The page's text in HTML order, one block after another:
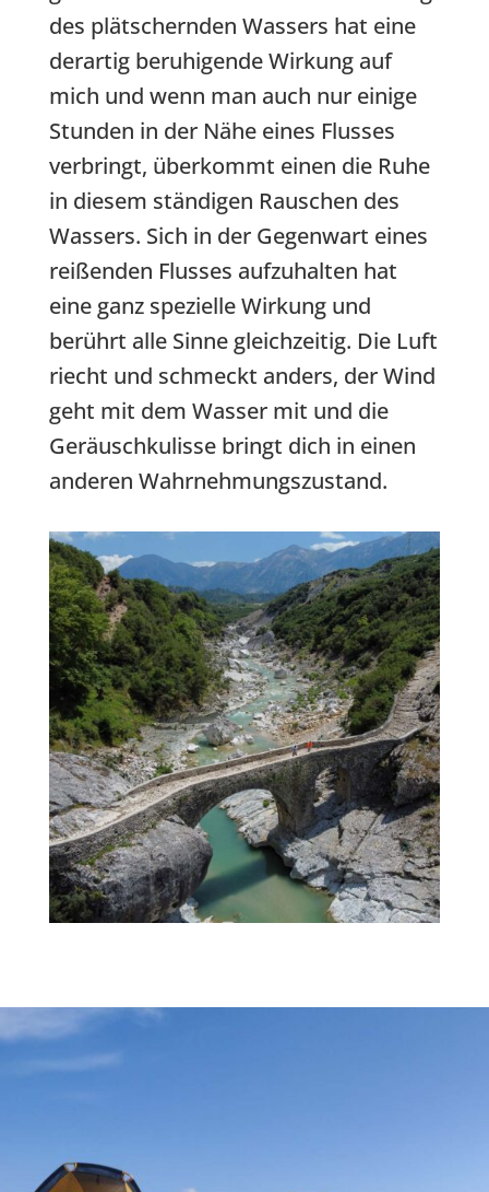
des plätschernden Wassers hat eine
derartig beruhigende Wirkung auf
mich und wenn man auch nur einige
Stunden in der Nähe eines Flusses
verbringt, überkommt einen die Ruhe
in diesem ständigen Rauschen des
Wassers. Sich in der Gegenwart eines
reißenden Flusses aufzuhalten hat
eine ganz spezielle Wirkung und
berührt alle Sinne gleichzeitig. Die Luft
riecht und schmeckt anders, der Wind
geht mit dem Wasser mit und die
Geräuschkulisse bringt dich in einen
anderen Wahrnehmungszustand.